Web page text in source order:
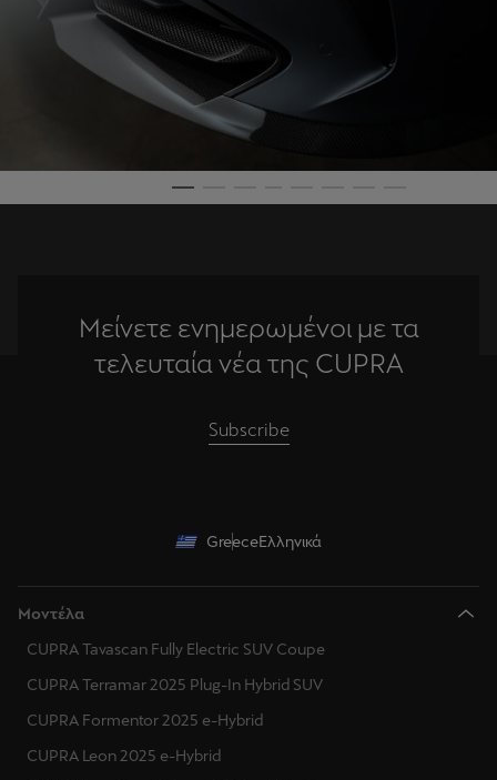
Μείνετε ενημερωμένοι με τα
τελευταία νέα της CUPRA
Subscribe
GreeceΕλληνικά
Μοντέλα
CUPRA Tavascan Fully Electric SUV Coupe
CUPRA Terramar 2025 Plug-In Hybrid SUV
CUPRA Formentor 2025 e-Hybrid
CUPRA Leon 2025 e-Hybrid